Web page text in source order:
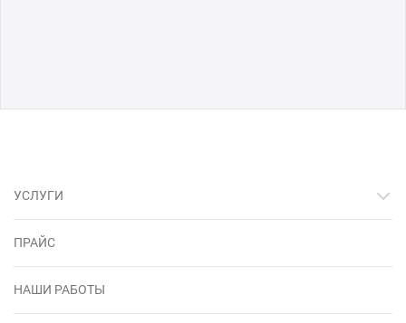
УСЛУГИ
ПРАЙС
НАШИ РАБОТЫ